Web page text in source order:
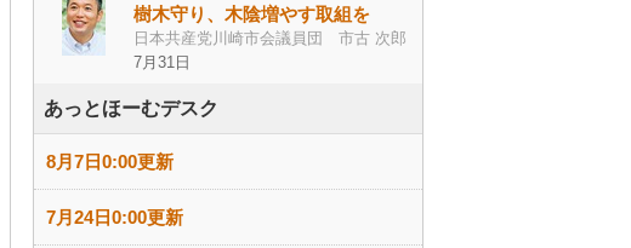
樹木守り、木陰増やす取組を
日本共産党川崎市会議員団 市古 次郎
7月31日
あっとほーむデスク
8月7日0:00更新
7月24日0:00更新